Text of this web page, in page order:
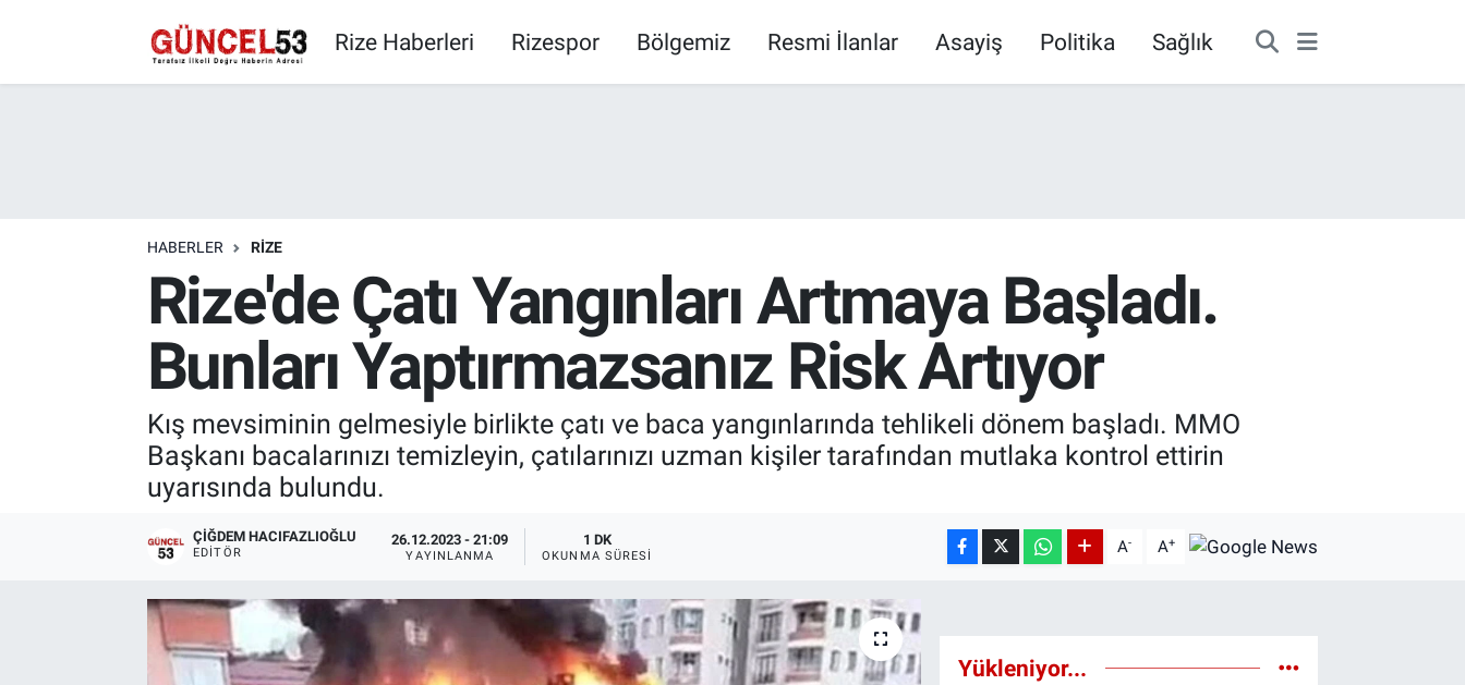
Rize Haberleri Rizespor Bölgemiz Resmi İlanlar Asayiş Politika Sağlık
HABERLER RIZE
Rize'de Çatı Yangınları Artmaya Başladı.
Bunları Yaptırmazsanız Risk Artıyor
Kış mevsiminin gelmesiyle birlikte çatı ve baca yangınlarında tehlikeli dönem başladı. MMO
Başkanı bacalarınızı temizleyin, çatılarınızı uzman kişiler tarafından mutlaka kontrol ettirin
uyarısında bulundu.
ÇIĞDEM HACIFAZLIOĞLU
EDITÖR
26.12.2023 - 21:09
YAYINLANMA
1 DK
OKUNMA SÜRESI A- A+
Yükleniyor...